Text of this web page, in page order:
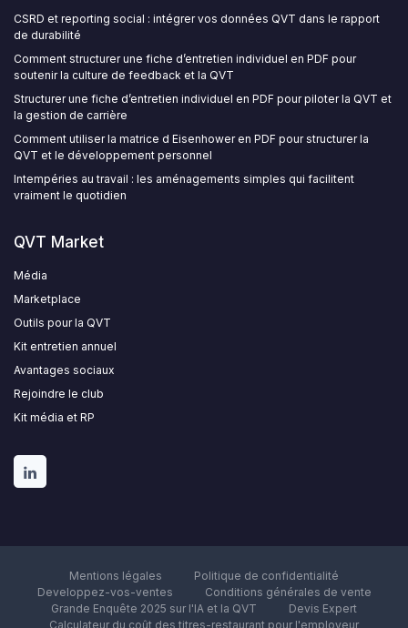
CSRD et reporting social : intégrer vos données QVT dans le rapport
de durabilité
Comment structurer une fiche d’entretien individuel en PDF pour
soutenir la culture de feedback et la QVT
Structurer une fiche d’entretien individuel en PDF pour piloter la QVT et
la gestion de carrière
Comment utiliser la matrice d Eisenhower en PDF pour structurer la
QVT et le développement personnel
Intempéries au travail : les aménagements simples qui facilitent
vraiment le quotidien
QVT Market
Média
Marketplace
Outils pour la QVT
Kit entretien annuel
Avantages sociaux
Rejoindre le club
Kit média et RP
Mentions légales
Politique de confidentialité
Developpez-vos-ventes
Conditions générales de vente
Grande Enquête 2025 sur l'IA et la QVT
Devis Expert
Calculateur du coût des titres-restaurant pour l'employeur